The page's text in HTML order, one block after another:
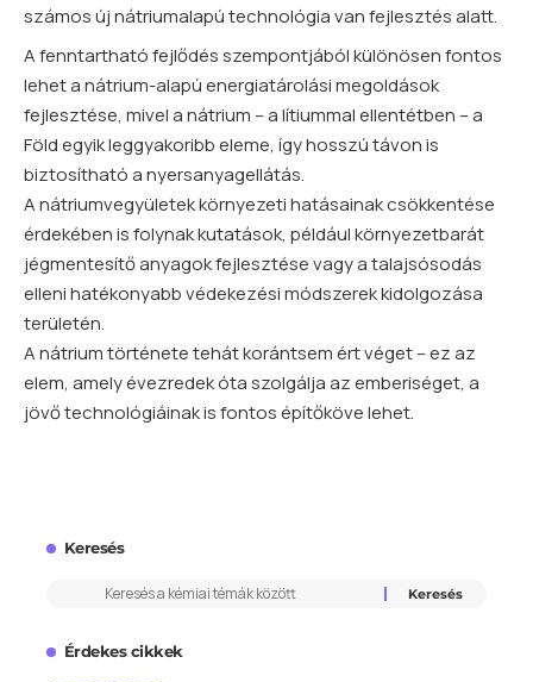
számos új nátriumalapú technológia van fejlesztés alatt.
A fenntartható fejlődés szempontjából különösen fontos
lehet a nátrium-alapú energiatárolási megoldások
fejlesztése, mivel a nátrium – a lítiummal ellentétben – a
Föld egyik leggyakoribb eleme, így hosszú távon is
biztosítható a nyersanyagellátás.
A nátriumvegyületek környezeti hatásainak csökkentése
érdekében is folynak kutatások, például környezetbarát
jégmentesítő anyagok fejlesztése vagy a talajsósodás
elleni hatékonyabb védekezési módszerek kidolgozása
területén.
A nátrium története tehát korántsem ért véget – ez az
elem, amely évezredek óta szolgálja az emberiséget, a
jövő technológiáinak is fontos építőköve lehet.
Keresés
Érdekes cikkek